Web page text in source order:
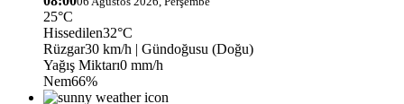
25°C
Hissedilen32°C
Rüzgar30 km/h | Gündoğusu (Doğu)
Yağış Miktarı0 mm/h
Nem66%